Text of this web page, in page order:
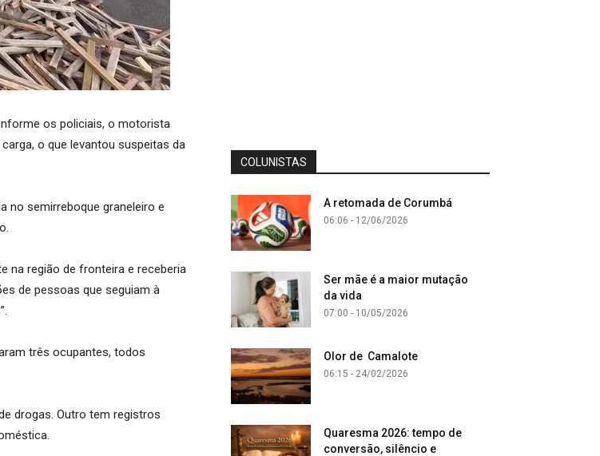
os policiais, o motorista
o que levantou suspeitas da
no semirreboque graneleiro e
na região de fronteira e receberia
de pessoas que seguiam à
três ocupantes, todos
drogas. Outro tem registros
COLUNISTAS
A retomada de Corumbá
06:06 - 12/06/2026
Ser mãe é a maior mutação
da vida
07:00 - 10/05/2026
Olor de Camalote
06:15 - 24/02/2026
Quaresma 2026: tempo de
conversão, silêncio e